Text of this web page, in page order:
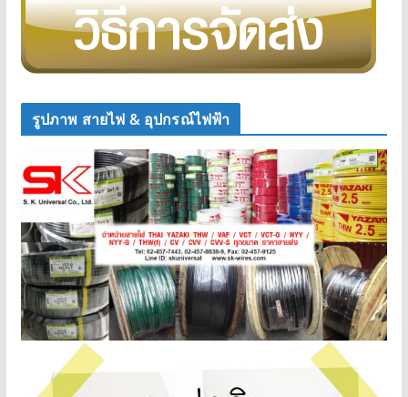
รูปภาพ สายไฟ & อุปกรณ์ไฟฟ้า